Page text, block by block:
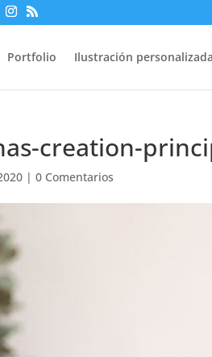
Portfolio Ilustración personalizada
creation-
|0 Comentarios